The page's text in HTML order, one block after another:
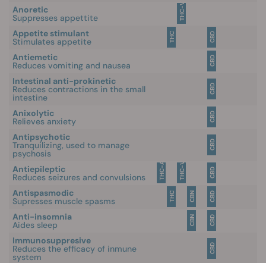
Anoretic
Suppresses appettite THC-V
Appetite stimulant
Stimulates appetite THC CBD
Antiemetic
Reduces vomiting and nausea CBD
Intestinal anti-prokinetic
Reduces contractions in the small
intestine
CBD
Anixolytic
Relieves anxiety CBD
Antipsychotic
Tranquilizing, used to manage
psychosis
CBD
Antiepileptic
Reduces seizures and convulsions THC-A THC-V CBD
Antispasmodic
Supresses muscle spasms THC CBN CBD
Anti-insomnia
Aides sleep CBN CBD
Immunosuppresive
Reduces the efficacy of inmune
system
CBD